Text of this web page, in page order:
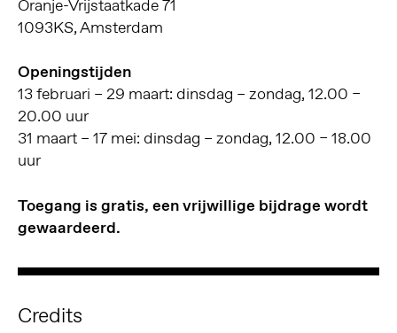
Oranje-Vrijstaatkade 71
1093KS, Amsterdam
Openingstijden
13 februari – 29 maart: dinsdag – zondag, 12.00 –
20.00 uur
31 maart – 17 mei: dinsdag – zondag, 12.00 – 18.00
uur
Toegang is gratis, een vrijwillige bijdrage wordt
gewaardeerd.
Credits